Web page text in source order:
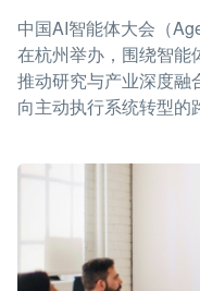
中国AI智能体大会（
在杭州举办，围绕智能
推动研究与产业深度融
向主动执行系统转型的